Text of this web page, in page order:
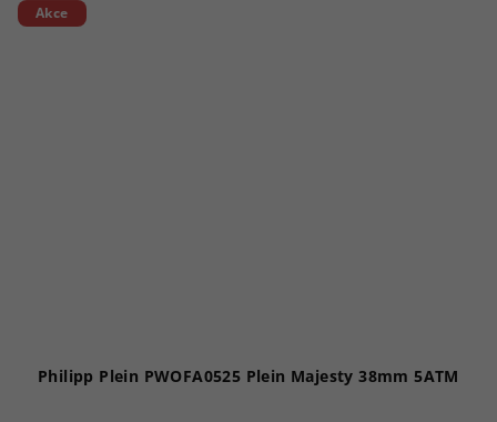
Akce
Philipp Plein PWOFA0525 Plein Majesty 38mm 5ATM